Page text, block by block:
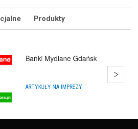
Produkty
Bańki Mydlane Gdańsk
ARTYKUŁY NA IMPREZY